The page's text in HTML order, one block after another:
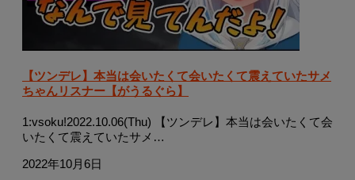
【ツンデレ】本当は会いたくて会いたくて震えていたサメ
ちゃんリスナー【がうるぐら】
1:vsoku!2022.10.06(Thu) 【ツンデレ】本当は会いたくて会
いたくて震えていたサメ…
2022年10月6日